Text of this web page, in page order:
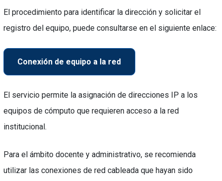
El procedimiento para identificar la dirección y solicitar el
registro del equipo, puede consultarse en el siguiente enlace:
Conexión de equipo a la red
El servicio permite la asignación de direcciones IP a los
equipos de cómputo que requieren acceso a la red
institucional.
Para el ámbito docente y administrativo, se recomienda
utilizar las conexiones de red cableada que hayan sido